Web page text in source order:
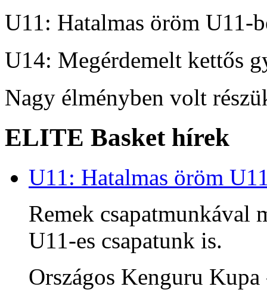
U11: Hatalmas öröm U11-
U14: Megérdemelt kettős
Nagy élményben volt
ELITE Basket hírek
U11: Hatalmas öröm
Remek csapatmunkával
U11-es csapatunk is.
Országos Kenguru